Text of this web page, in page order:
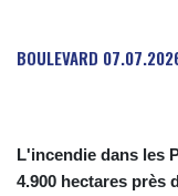
BOULEVARD
L'incendie dans les
4.900 hectares près